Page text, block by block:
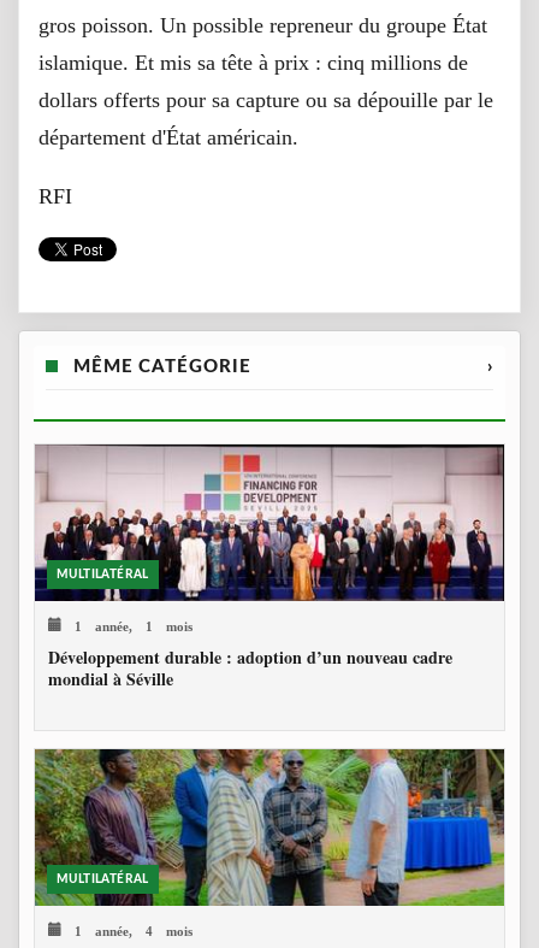
gros poisson. Un possible repreneur du groupe État
islamique. Et mis sa tête à prix : cinq millions de
dollars offerts pour sa capture ou sa dépouille par le
département d'État américain.
RFI
MÊME CATÉGORIE ›
MULTILATÉRAL
1 année, 1 mois
Développement durable : adoption d’un nouveau cadre
mondial à Séville
MULTILATÉRAL
1 année, 4 mois